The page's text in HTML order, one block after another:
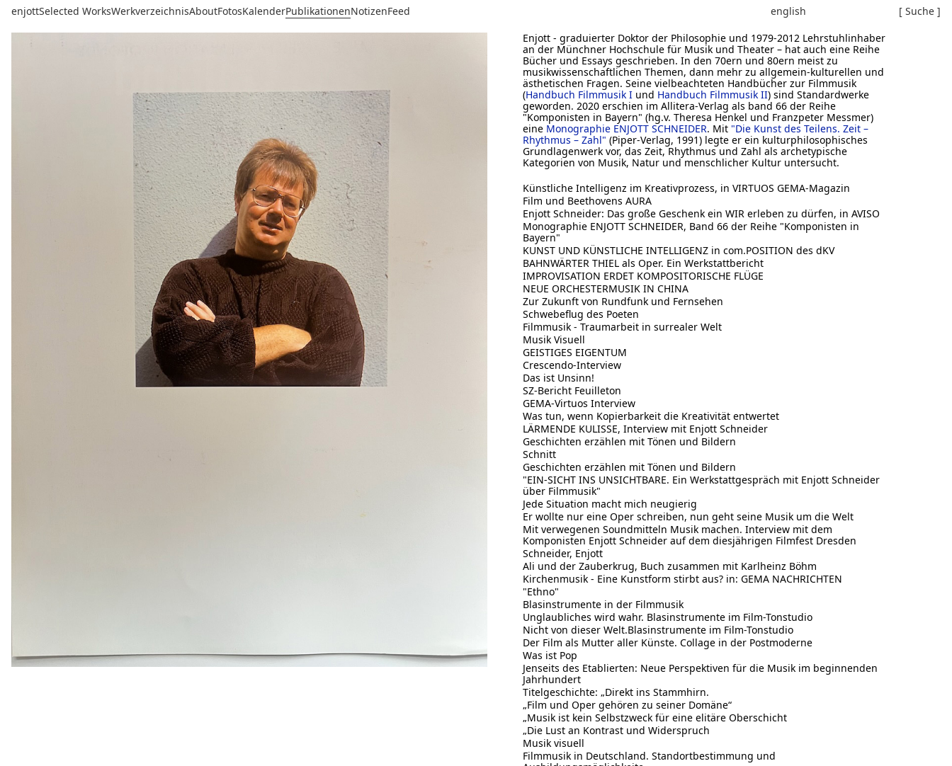
enjottSelected WorksWerkverzeichnisAboutFotosKalenderPublikationenNotizenFeed english
[ Suche ]
Enjott - graduierter Doktor der Philosophie und 1979-2012 Lehrstuhlinhaber
an der Münchner Hochschule für Musik und Theater – hat auch eine Reihe
Bücher und Essays geschrieben. In den 70ern und 80ern meist zu
musikwissenschaftlichen Themen, dann mehr zu allgemein-kulturellen und
ästhetischen Fragen. Seine vielbeachteten Handbücher zur Filmmusik
(Handbuch Filmmusik Iund Handbuch Filmmusik II) sind Standardwerke
geworden. 2020 erschien im Allitera-Verlag als band 66 der Reihe
"Komponisten in Bayern" (hg.v. Theresa Henkel und Franzpeter Messmer)
eine Monographie ENJOTT SCHNEIDER. Mit "Die Kunst des Teilens. Zeit –
Rhythmus – Zahl" (Piper-Verlag, 1991) legte er ein kulturphilosophisches
Grundlagenwerk vor, das Zeit, Rhythmus und Zahl als archetypische
Kategorien von Musik, Natur und menschlicher Kultur untersucht.
Künstliche Intelligenz im Kreativprozess, in VIRTUOS GEMA-Magazin
Film und Beethovens AURA
Enjott Schneider: Das große Geschenk ein WIR erleben zu dürfen, in AVISO
Monographie ENJOTT SCHNEIDER, Band 66 der Reihe "Komponisten in
Bayern"
KUNST UND KÜNSTLICHE INTELLIGENZ in com.POSITION des dKV
BAHNWÄRTER THIEL als Oper. Ein Werkstattbericht
IMPROVISATION ERDET KOMPOSITORISCHE FLÜGE
NEUE ORCHESTERMUSIK IN CHINA
Zur Zukunft von Rundfunk und Fernsehen
Schwebeflug des Poeten
Filmmusik - Traumarbeit in surrealer Welt
Musik Visuell
GEISTIGES EIGENTUM
Crescendo-Interview
Das ist Unsinn!
SZ-Bericht Feuilleton
GEMA-Virtuos Interview
Was tun, wenn Kopierbarkeit die Kreativität entwertet
LÄRMENDE KULISSE, Interview mit Enjott Schneider
Geschichten erzählen mit Tönen und Bildern
Schnitt
Geschichten erzählen mit Tönen und Bildern
"EIN-SICHT INS UNSICHTBARE. Ein Werkstattgespräch mit Enjott Schneider
über Filmmusik"
Jede Situation macht mich neugierig
Er wollte nur eine Oper schreiben, nun geht seine Musik um die Welt
Mit verwegenen Soundmitteln Musik machen. Interview mit dem
Komponisten Enjott Schneider auf dem diesjährigen Filmfest Dresden
Schneider, Enjott
Ali und der Zauberkrug, Buch zusammen mit Karlheinz Böhm
Kirchenmusik - Eine Kunstform stirbt aus? in: GEMA NACHRICHTEN
"Ethno"
Blasinstrumente in der Filmmusik
Unglaubliches wird wahr. Blasinstrumente im Film-Tonstudio
Nicht von dieser Welt.Blasinstrumente im Film-Tonstudio
Der Film als Mutter aller Künste. Collage in der Postmoderne
Was ist Pop
Jenseits des Etablierten: Neue Perspektiven für die Musik im beginnenden
Jahrhundert
Titelgeschichte: „Direkt ins Stammhirn.
„Film und Oper gehören zu seiner Domäne“
„Musik ist kein Selbstzweck für eine elitäre Oberschicht
„Die Lust an Kontrast und Widerspruch
Musik visuell
Filmmusik in Deutschland. Standortbestimmung und